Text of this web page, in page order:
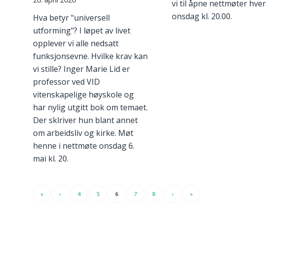
Hva betyr "universell
utforming"? I løpet av livet
opplever vi alle nedsatt
funksjonsevne. Hvilke krav kan
vi stille? Inger Marie Lid er
professor ved VID
vitenskapelige høyskole og
har nylig utgitt bok om temaet.
Der sklriver hun blant annet
om arbeidsliv og kirke. Møt
henne i nettmøte onsdag 6.
mai kl. 20.
vi til åpne nettmøter hver
onsdag kl. 20.00.
« ‹ 4 5 6 7 8 › »